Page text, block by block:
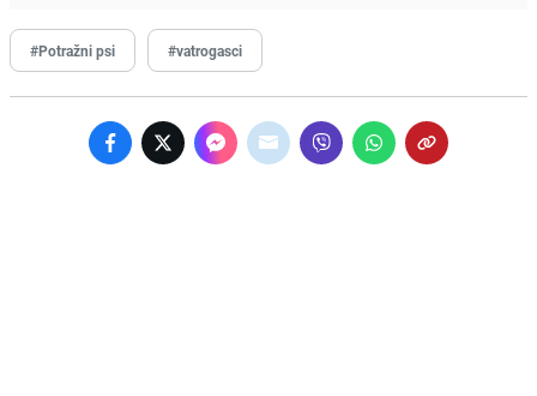
#Potražni psi #vatrogasci